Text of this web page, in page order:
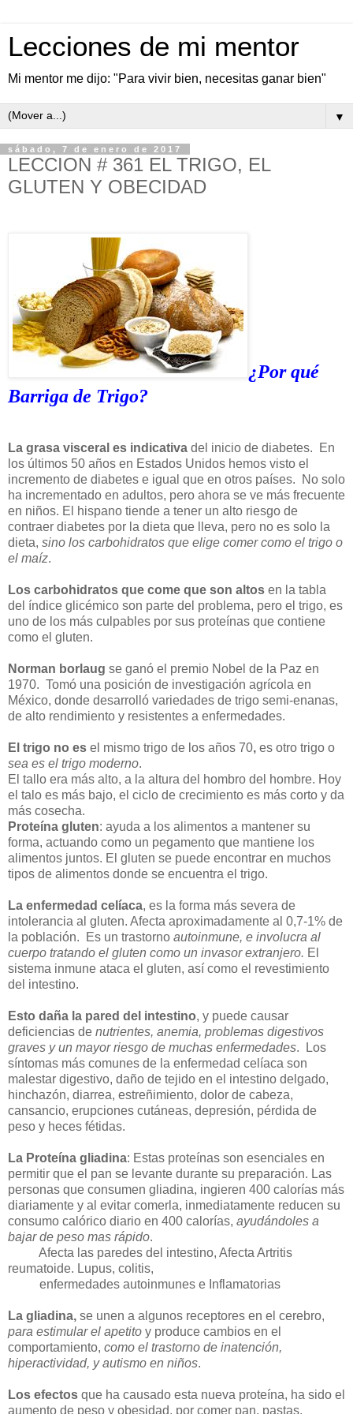
Lecciones de mi mentor
Mi mentor me dijo: "Para vivir bien, necesitas ganar bien"
▼
sábado, 7 de enero de 2017
LECCION # 361 EL TRIGO, EL
GLUTEN Y OBECIDAD
¿Por qué
Barriga de Trigo?
La grasa visceral es indicativa del inicio de diabetes. En
los últimos 50 años en Estados Unidos hemos visto el
incremento de diabetes e igual que en otros países. No solo
ha incrementado en adultos, pero ahora se ve más frecuente
en niños. El hispano tiende a tener un alto riesgo de
contraer diabetes por la dieta que lleva, pero no es solo la
dieta, sino los carbohidratos que elige comer como el trigo o
el maíz.
Los carbohidratos que come que son altos en la tabla
del índice glicémico son parte del problema, pero el trigo, es
uno de los más culpables por sus proteínas que contiene
como el gluten.
Norman borlaug se ganó el premio Nobel de la Paz en
1970. Tomó una posición de investigación agrícola en
México, donde desarrolló variedades de trigo semi-enanas,
de alto rendimiento y resistentes a enfermedades.
El trigo no es el mismo trigo de los años 70, es otro trigo o
sea es el trigo moderno.
El tallo era más alto, a la altura del hombro del hombre. Hoy
el talo es más bajo, el ciclo de crecimiento es más corto y da
más cosecha.
Proteína gluten: ayuda a los alimentos a mantener su
forma, actuando como un pegamento que mantiene los
alimentos juntos. El gluten se puede encontrar en muchos
tipos de alimentos donde se encuentra el trigo.
La enfermedad celíaca, es la forma más severa de
intolerancia al gluten. Afecta aproximadamente al 0,7-1% de
la población. Es un trastorno autoinmune, e involucra al
cuerpo tratando el gluten como un invasor extranjero. El
sistema inmune ataca el gluten, así como el revestimiento
del intestino.
Esto daña la pared del intestino, y puede causar
deficiencias de nutrientes, anemia, problemas digestivos
graves y un mayor riesgo de muchas enfermedades. Los
síntomas más comunes de la enfermedad celíaca son
malestar digestivo, daño de tejido en el intestino delgado,
hinchazón, diarrea, estreñimiento, dolor de cabeza,
cansancio, erupciones cutáneas, depresión, pérdida de
peso y heces fétidas.
La Proteína gliadina: Estas proteínas son esenciales en
permitir que el pan se levante durante su preparación. Las
personas que consumen gliadina, ingieren 400 calorías más
diariamente y al evitar comerla, inmediatamente reducen su
consumo calórico diario en 400 calorías, ayudándoles a
bajar de peso mas rápido.
Afecta las paredes del intestino, Afecta Artritis
reumatoide. Lupus, colitis,
enfermedades autoinmunes e Inflamatorias
La gliadina, se unen a algunos receptores en el cerebro,
para estimular el apetito y produce cambios en el
comportamiento, como el trastorno de inatención,
hiperactividad, y autismo en niños.
Los efectos que ha causado esta nueva proteína, ha sido el
aumento de peso y obesidad, por comer pan, pastas,